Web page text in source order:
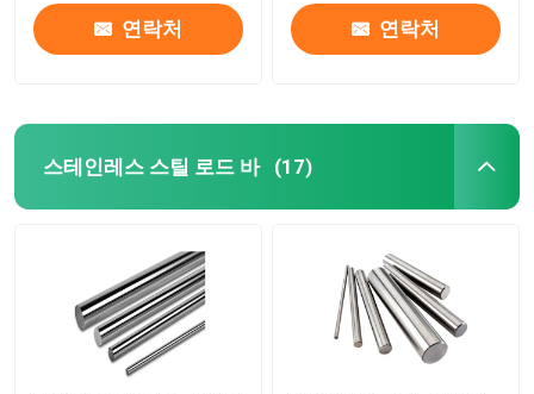
스테인레스 강 와이어 롤
합금 강 코일
합금 강 스트립
합금 강 철근
연락처 연락처
스테인레스 스틸 로드 바 (17)